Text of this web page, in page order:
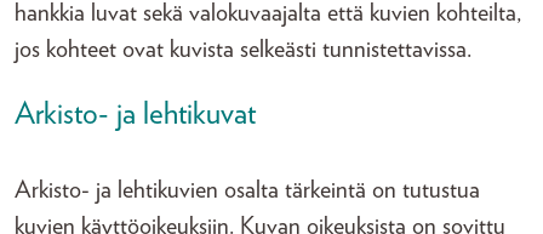
hankkia luvat sekä valokuvaajalta että kuvien kohteilta,
jos kohteet ovat kuvista selkeästi tunnistettavissa.
Arkisto- ja lehtikuvat
Arkisto- ja lehtikuvien osalta tärkeintä on tutustua
kuvien käyttöoikeuksiin. Kuvan oikeuksista on sovittu